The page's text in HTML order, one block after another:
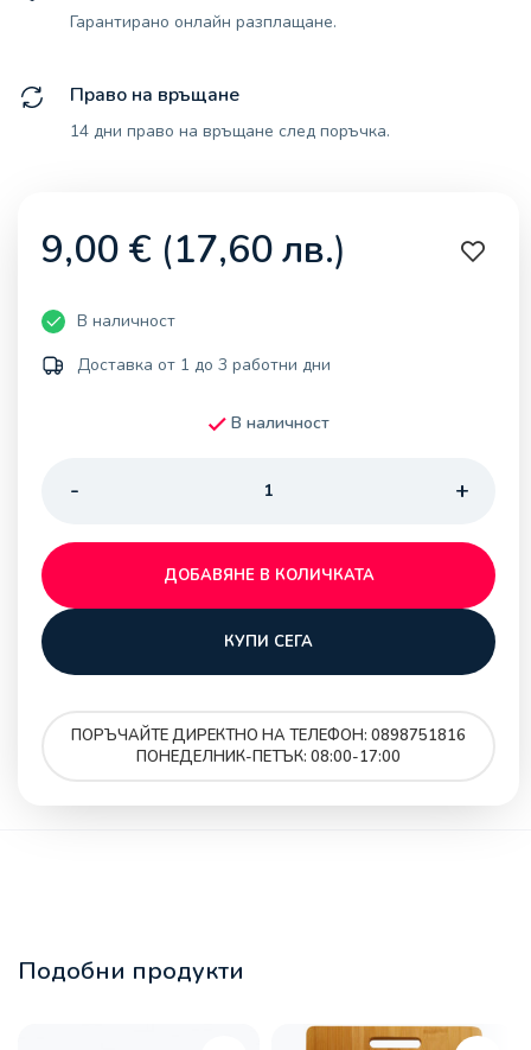
Гарантирано онлайн разплащане.
Право на връщане
14 дни право на връщане след поръчка.
9,00 € (17,60лв.)
В наличност
Доставка от 1 до 3 работни дни
В наличност
ДОБАВЯНЕ В КОЛИЧКАТА
КУПИ СЕГА
ПОРЪЧАЙТЕ ДИРЕКТНО НА ТЕЛЕФОН: 0898751816
ПОНЕДЕЛНИК-ПЕТЪК: 08:00-17:00
Подобни продукти